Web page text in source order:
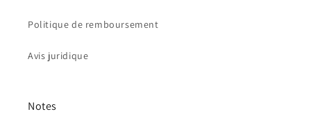
Politique de remboursement
Avis juridique
Notes